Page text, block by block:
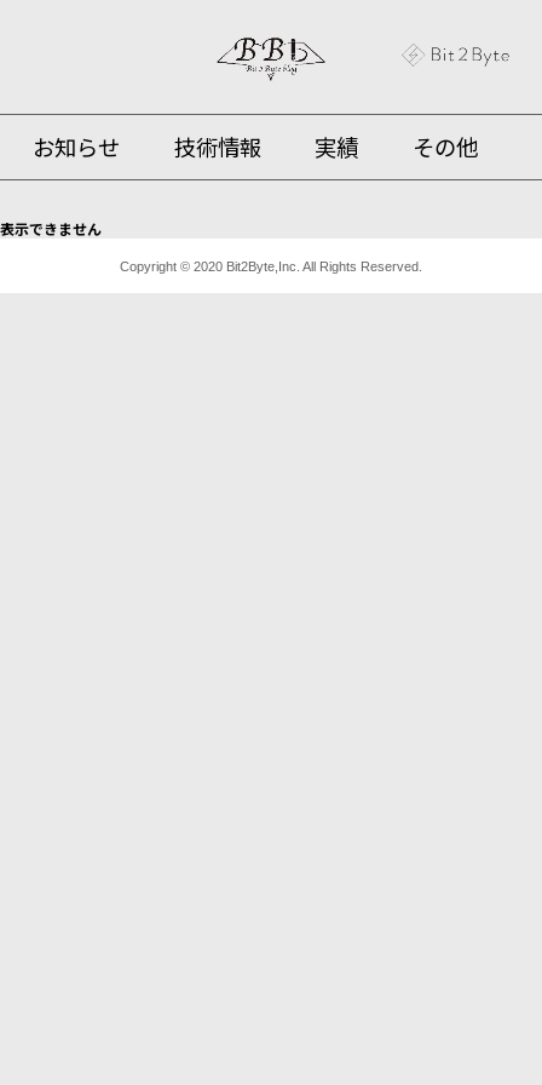
お知らせ 技術情報 実績 その他
表示できません
Copyright © 2020 Bit2Byte,Inc. All Rights Reserved.